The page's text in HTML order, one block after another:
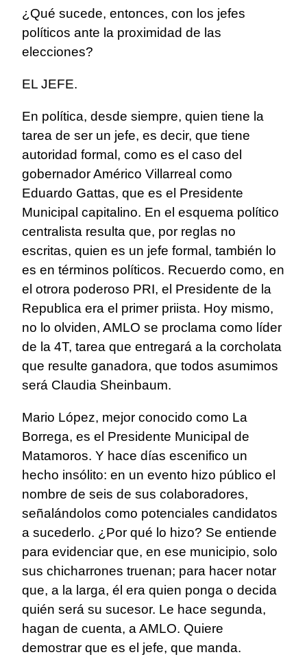
¿Qué sucede, entonces, con los jefes
políticos ante la proximidad de las
elecciones?
EL JEFE.
En política, desde siempre, quien tiene la
tarea de ser un jefe, es decir, que tiene
autoridad formal, como es el caso del
gobernador Américo Villarreal como
Eduardo Gattas, que es el Presidente
Municipal capitalino. En el esquema político
centralista resulta que, por reglas no
escritas, quien es un jefe formal, también lo
es en términos políticos. Recuerdo como, en
el otrora poderoso PRI, el Presidente de la
Republica era el primer priista. Hoy mismo,
no lo olviden, AMLO se proclama como líder
de la 4T, tarea que entregará a la corcholata
que resulte ganadora, que todos asumimos
será Claudia Sheinbaum.
Mario López, mejor conocido como La
Borrega, es el Presidente Municipal de
Matamoros. Y hace días escenifico un
hecho insólito: en un evento hizo público el
nombre de seis de sus colaboradores,
señalándolos como potenciales candidatos
a sucederlo. ¿Por qué lo hizo? Se entiende
para evidenciar que, en ese municipio, solo
sus chicharrones truenan; para hacer notar
que, a la larga, él era quien ponga o decida
quién será su sucesor. Le hace segunda,
hagan de cuenta, a AMLO. Quiere
demostrar que es el jefe, que manda.